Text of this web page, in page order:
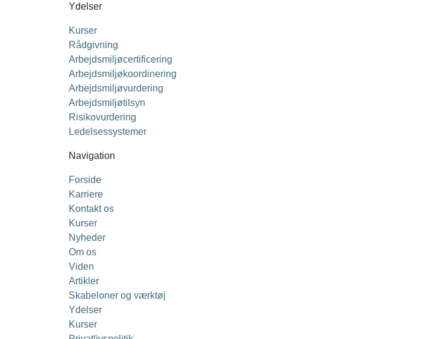
Ydelser
Kurser
Rådgivning
Arbejdsmiljøcertificering
Arbejdsmiljøkoordinering
Arbejdsmiljøvurdering
Arbejdsmiljøtilsyn
Risikovurdering
Ledelsessystemer
Navigation
Forside
Karriere
Kontakt os
Kurser
Nyheder
Om os
Viden
Artikler
Skabeloner og værktøj
Ydelser
Kurser